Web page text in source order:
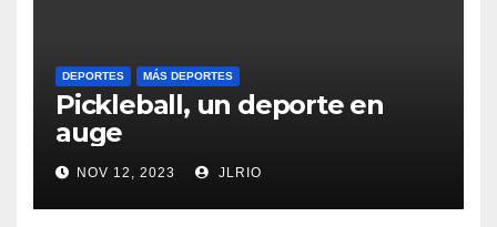
DEPORTES MÁS DEPORTES
Pickleball, un deporte en
auge
NOV 12, 2023 JLRIO